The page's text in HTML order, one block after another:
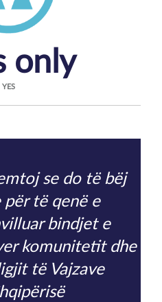
only
YES
se do të bëj
të qenë e
bindjet e
komunitetit dhe
të Vajzave